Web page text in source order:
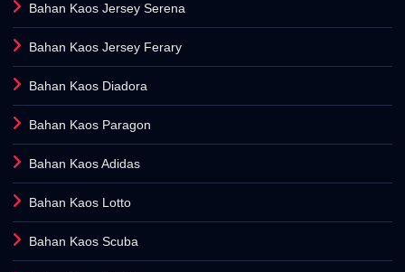
Bahan Kaos Jersey Serena
Bahan Kaos Jersey Ferary
Bahan Kaos Diadora
Bahan Kaos Paragon
Bahan Kaos Adidas
Bahan Kaos Lotto
Bahan Kaos Scuba